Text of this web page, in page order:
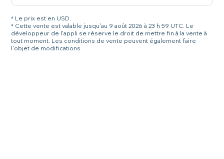
* Le prix est en USD.
* Cette vente est valable jusqu'au 9 août 2026 à 23 h 59 UTC. Le
développeur de l'appli se réserve le droit de mettre fin à la vente à
tout moment. Les conditions de vente peuvent également faire
l'objet de modifications.